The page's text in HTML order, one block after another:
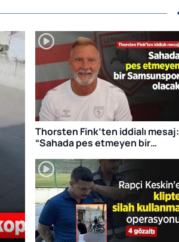
Thorsten Fink’ten iddialı mesaj:
“Sahada pes etmeyen bir